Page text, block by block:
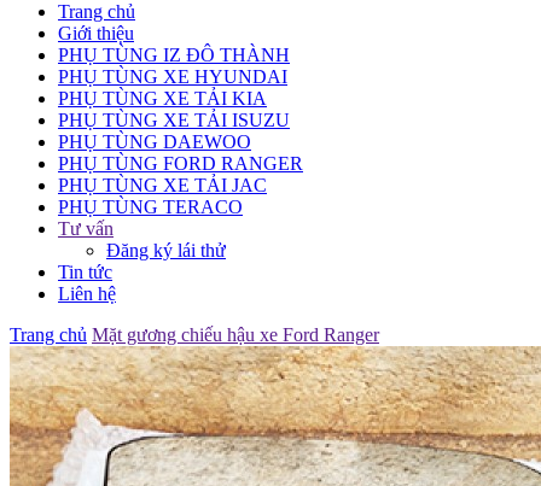
Trang chủ
Giới thiệu
PHỤ TÙNG IZ ĐÔ THÀNH
PHỤ TÙNG XE HYUNDAI
PHỤ TÙNG XE TẢI KIA
PHỤ TÙNG XE TẢI ISUZU
PHỤ TÙNG DAEWOO
PHỤ TÙNG FORD RANGER
PHỤ TÙNG XE TẢI JAC
PHỤ TÙNG TERACO
Tư vấn
Đăng ký lái thử
Tin tức
Liên hệ
Trang chủ Mặt gương chiếu hậu xe Ford Ranger